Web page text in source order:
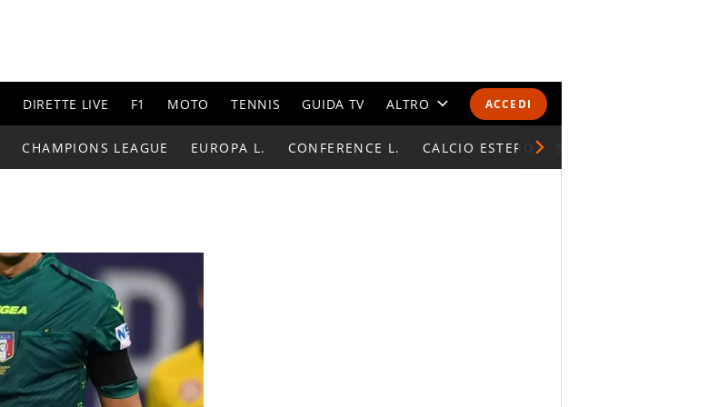
ACCEDI
DIRETTE LIVE F1 MOTO TENNIS GUIDA TV ALTRO
CALENDARI E CLASSIFICHE
CHAMPIONS LEAGUE EUROPA L. CONFERENCE L. CALCIO ESTERO